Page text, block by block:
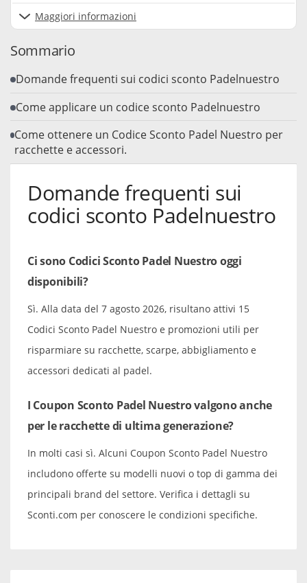
Maggiori informazioni
Sommario
Domande frequenti sui codici sconto Padelnuestro
Come applicare un codice sconto Padelnuestro
Come ottenere un Codice Sconto Padel Nuestro per
racchette e accessori.
Domande frequenti sui
codici sconto Padelnuestro
Ci sono Codici Sconto Padel Nuestro oggi
disponibili?
Sì. Alla data del 7 agosto 2026, risultano attivi 15
Codici Sconto Padel Nuestro e promozioni utili per
risparmiare su racchette, scarpe, abbigliamento e
accessori dedicati al padel.
I Coupon Sconto Padel Nuestro valgono anche
per le racchette di ultima generazione?
In molti casi sì. Alcuni Coupon Sconto Padel Nuestro
includono offerte su modelli nuovi o top di gamma dei
principali brand del settore. Verifica i dettagli su
Sconti.com per conoscere le condizioni specifiche.